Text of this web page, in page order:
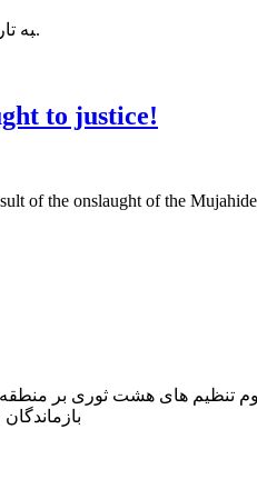
‍به تاریخ ۱۹ سنبله ۱۳۹۹ مجتبیٰ در حمله بر کاروان امرالله صالح در چهار راهی سابقه تایمنی با ۱۰ تن دیگر به شهادت رسید.
to justice!
of the onslaught of the
1372 (11 فبوری 1993) در اثر هجوم